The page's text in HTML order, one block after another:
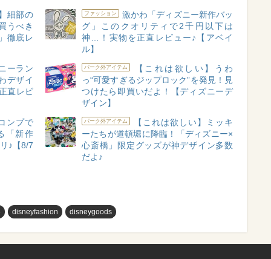
細部の
うべき
徹底レ
ファッション
激かわ「ディズニー新作バッ
グ」このクオリティで2千円以下は
神…！実物を正直レビュー♪【アベイ
ル】
ーラン
デザイ
直レビ
パーク外アイテム
【これは欲しい】うわ
っ“可愛すぎるジップロック”を発見！見
つけたら即買いだよ！【ディズニーデ
ザイン】
ンプで
「新作
♪【8/7
パーク外アイテム
【これは欲しい】ミッキ
ーたちが道頓堀に降臨！「ディズニー×
心斎橋」限定グッズが神デザイン多数
だよ♪
disneyfashion disneygoods